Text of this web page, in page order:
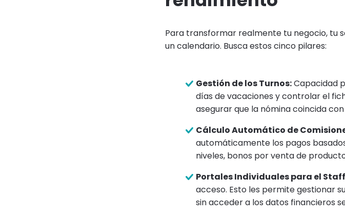
Para transformar realmente tu negocio, tu
un calendario. Busca estos cinco pilares:
Gestión de los Turnos:Capacidad
días de vacaciones y controlar el
asegurar que la nómina coincida
Cálculo Automático de
automáticamente los pagos
niveles, bonos por venta de
Portales Individuales para el
acceso. Esto les permite gestionar
sin acceder a los datos financieros